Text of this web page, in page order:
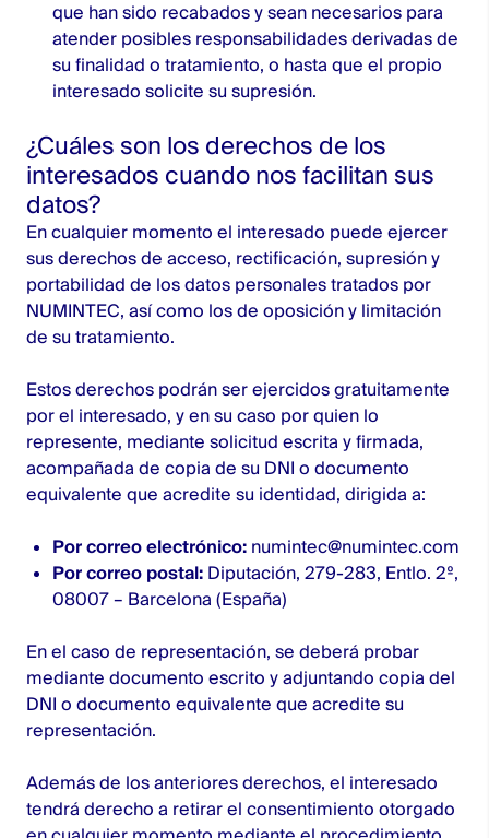
que han sido recabados y sean necesarios para
atender posibles responsabilidades derivadas de
su finalidad o tratamiento, o hasta que el propio
interesado solicite su supresión.
¿Cuáles son los derechos de los
interesados cuando nos facilitan sus
datos?
En cualquier momento el interesado puede ejercer
sus derechos de acceso, rectificación, supresión y
portabilidad de los datos personales tratados por
NUMINTEC, así como los de oposición y limitación
de su tratamiento.
Estos derechos podrán ser ejercidos gratuitamente
por el interesado, y en su caso por quien lo
represente, mediante solicitud escrita y firmada,
acompañada de copia de su DNI o documento
equivalente que acredite su identidad, dirigida a:
Por correo electrónico: numintec@numintec.com
Por correo postal: Diputación, 279-283, Entlo. 2º,
08007 – Barcelona (España)
En el caso de representación, se deberá probar
mediante documento escrito y adjuntando copia del
DNI o documento equivalente que acredite su
representación.
Además de los anteriores derechos, el interesado
tendrá derecho a retirar el consentimiento otorgado